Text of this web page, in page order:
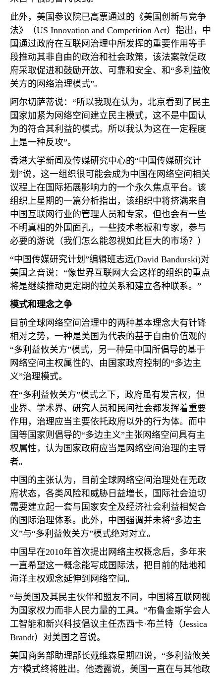
此外，美国参议院已高票通过的《美国创新与竞争
法》（US Innovation and Competition Act）指出，中
国通过政府在互联网治理中所发挥的重要作用等手
段推动其非自由的政治和社会政策，该法案敦促政
府采取促进和鼓励开放、可靠和安全、和“多利益攸
关方的网络治理模式”。
阿尔切萨蒂说：“所以我现在认为，北京看到了民主
国家加紧为网络空间建立民主模式，这不是中国认
为的符合其利益的模式。所以我认为这在一定程度
上是一种反攻”。
香港大学新闻及传媒研究中心的“中国传媒研究计
划”说，这一组织很可能会成为中国在网络空间相关
议程上在国际拓展影响力的一个永久焦点平台。该
组织上星期的一篇分析指出，该组织中将挤满来自
中国互联网行业的管理人员和专家，但也会有一些
不明真相的外国面孔，一些技术老板和专家，参与
必要的游说（我们怎么能忽视如此巨大的市场？）
“中国传媒研究计划”编辑班志远(David Bandurski)对
美国之音说：“像世界互联网大会这样的组织的重点
将是继续推动更定期的拉关系和建立各种联系。”
模式和理念之争
目前全球网络空间治理中的两种基本理念大有针锋
相对之势，一种是美国为代表的基于自由价值观的
“多利益攸关方”模式，另一种是中国所倡导的基于
网络空间主权属性的、由国家政府控制的“多边主
义”治理模式。
在“多利益攸关方”模式之下，政府虽有发言权，但
业界、学术界、研究人员和民间社会都发挥着重要
作用，治理应当主要依托政府以外的行为体。而中
国等国家则倡导的“多边主义”主张网络空间具有主
权属性，认为国家政府应当是网络空间治理的主导
者。
中国的主张认为，目前全球网络空间治理处在无政
府状态，各类风险和威胁日益增长，国际社会迫切
需要建立起一套与国家安全及经济社会利益相契合
的国际治理体系。此外，中国强调并未将“多边主
义”与“多利益攸关方”模式绝对对立。
中国早在2010年首次提出网络主权概念后，多年来
一直希望这一概念能写成国际法，把目前的陆地和
海洋主权观念延伸到网络空间。
“与美国及其民主伙伴和盟友不同，中国将互联网视
为国家权力而非人民力量的工具。”布鲁金斯学会人
工智能和新兴科技倡议主任杰西卡·布兰特（Jessica
Brandt）对美国之音说。
美国商务部助理部长戴维森星期四说，“多利益攸关
方”模式终将胜出。他透露说，美国一直在与其他政